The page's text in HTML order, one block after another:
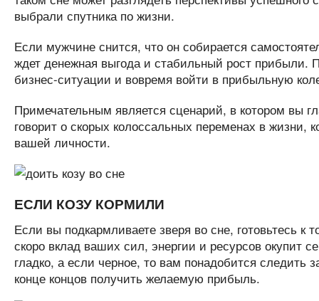
выбрали спутника по жизни.
Если мужчине снится, что он собирается
ждет денежная выгода и стабильный рост прибыли.
бизнес-ситуации и вовремя войти в прибыльную
Примечательным является сценарий, в котором вы
говорит о скорых колоссальных переменах в жизни,
вашей личности.
ЕСЛИ КОЗУ КОРМИЛИ
Если вы подкармливаете зверя во сне, готовьтесь
скоро вклад ваших сил, энергии и ресурсов окупит
гладко, а если черное, то вам понадобится
конце концов получить желаемую прибыль.